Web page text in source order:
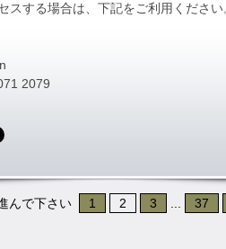
スする場合は、下記をご利用ください
2079
んで下さい 1 2 3 37